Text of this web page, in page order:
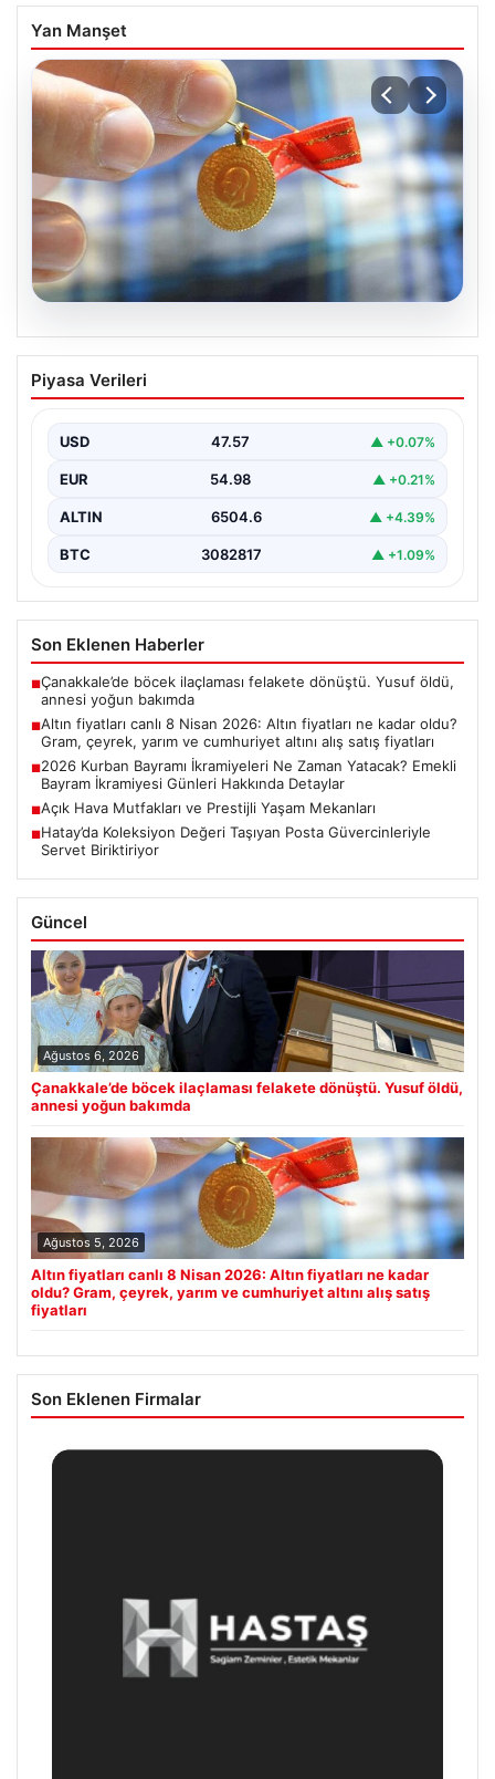
Yan Manşet
05.08.2026
Altın fiyatları canlı 8 Nisan 2026: Altın
fiyatları ne kadar oldu? Gram, çeyrek,
fiyatları
Piyasa Verileri
USD 47.57 ▲ +0.07%
EUR 54.98 ▲ +0.21%
ALTIN 6504.6 ▲ +4.39%
BTC 3082817 ▲ +1.09%
Son Eklenen Haberler
■Çanakkale’de böcek ilaçlaması felakete dönüştü. Yusuf öldü,
annesi yoğun bakımda
■Altın fiyatları canlı 8 Nisan 2026: Altın fiyatları ne kadar oldu?
Gram, çeyrek, yarım ve cumhuriyet altını alış satış fiyatları
■2026 Kurban Bayramı İkramiyeleri Ne Zaman Yatacak? Emekli
Bayram İkramiyesi Günleri Hakkında Detaylar
■Açık Hava Mutfakları ve Prestijli Yaşam Mekanları
■Hatay’da Koleksiyon Değeri Taşıyan Posta Güvercinleriyle
Servet Biriktiriyor
Güncel
Ağustos 6, 2026
Çanakkale’de böcek ilaçlaması felakete dönüştü. Yusuf öldü,
annesi yoğun bakımda
Ağustos 5, 2026
Altın fiyatları canlı 8 Nisan 2026: Altın fiyatları ne kadar
oldu? Gram, çeyrek, yarım ve cumhuriyet altını alış satış
fiyatları
Son Eklenen Firmalar